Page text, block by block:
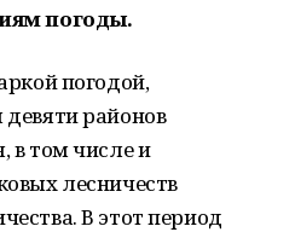
погоды.
погодой,
районов
в том числе и
лесничеств
В этот период